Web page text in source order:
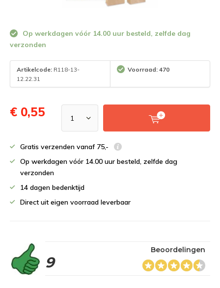
Op werkdagen vóór 14.00 uur besteld, zelfde dag
verzonden
Artikelcode: R118-13-
12.22.31
Voorraad: 470
€ 0,55
Gratis verzenden vanaf 75,-
Op werkdagen vóór 14.00 uur besteld, zelfde dag
verzonden
14 dagen bedenktijd
Direct uit eigen voorraad leverbaar
9
Beoordelingen